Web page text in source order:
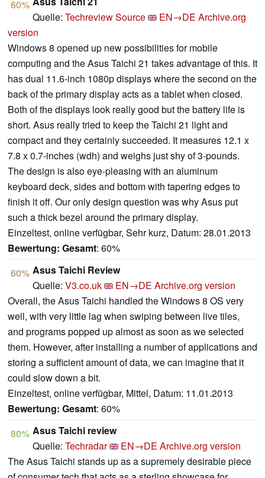
60%
Quelle: Techreview Source EN→DE Archive.org
version
Windows 8 opened up new possibilities for mobile
computing and the Asus Taichi 21 takes advantage of this. It
has dual 11.6-inch 1080p displays where the second on the
back of the primary display acts as a tablet when closed.
Both of the displays look really good but the battery life is
short. Asus really tried to keep the Taichi 21 light and
compact and they certainly succeeded. It measures 12.1 x
7.8 x 0.7-inches (wdh) and weighs just shy of 3-pounds.
The design is also eye-pleasing with an aluminum
keyboard deck, sides and bottom with tapering edges to
finish it off. Our only design question was why Asus put
such a thick bezel around the primary display.
Einzeltest, online verfügbar, Sehr kurz, Datum: 28.01.2013
Bewertung: Gesamt: 60%
60% Asus Taichi Review
Quelle: V3.co.uk EN→DE Archive.org version
Overall, the Asus Taichi handled the Windows 8 OS very
well, with very little lag when swiping between live tiles,
and programs popped up almost as soon as we selected
them. However, after installing a number of applications and
storing a sufficient amount of data, we can imagine that it
could slow down a bit.
Einzeltest, online verfügbar, Mittel, Datum: 11.01.2013
Bewertung: Gesamt: 60%
80% Asus Taichi review
Quelle: Techradar EN→DE Archive.org version
The Asus Taichi stands up as a supremely desirable piece